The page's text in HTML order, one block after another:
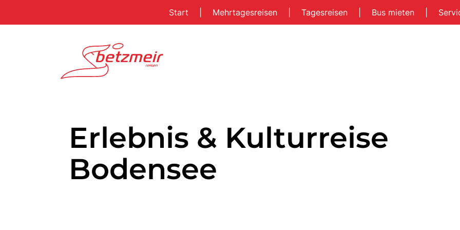
Start Mehrtagesreisen Tagesreisen Bus mieten
Erlebnis & Kulturreise
Bodensee